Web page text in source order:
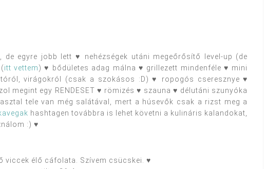
egyre jobb lett ♥ nehézségek utáni megeőrősítő level-up (de
itt vettem) ♥ bődületes adag málna ♥ grillezett mindenféle ♥ mini
virágokról (csak a szokásos :D) ♥ ropogós cseresznye ♥
megint egy RENDESET ♥ römizés ♥ szauna ♥ délutáni szunyóka
tele van még salátával, mert a húsevők csak a rizst meg a
hashtagen továbbra is lehet követni a kulináris kalandokat,
:) ♥
viccek élő cáfolata. Szívem csücskei. ♥